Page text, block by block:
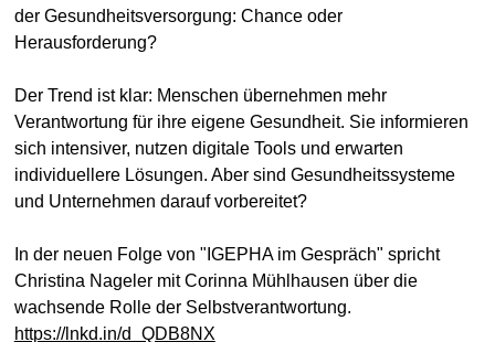
der Gesundheitsversorgung: Chance oder
Herausforderung?
Der Trend ist klar: Menschen übernehmen mehr
Verantwortung für ihre eigene Gesundheit. Sie informieren
sich intensiver, nutzen digitale Tools und erwarten
individuellere Lösungen. Aber sind Gesundheitssysteme
und Unternehmen darauf vorbereitet?
In der neuen Folge von "IGEPHA im Gespräch" spricht
Christina Nageler mit Corinna Mühlhausen über die
wachsende Rolle der Selbstverantwortung.
https://lnkd.in/d_QDB8NX